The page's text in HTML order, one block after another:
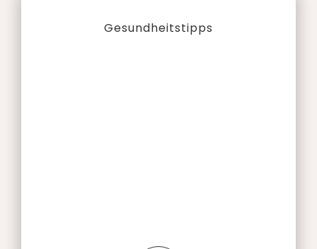
Gesundheitstipps